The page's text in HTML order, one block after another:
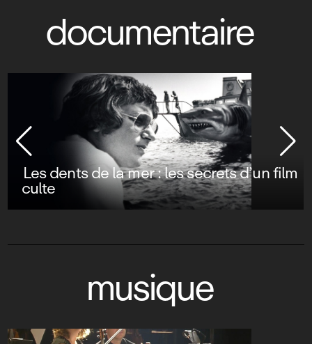
documentaire
Les dents de la mer : les secrets d’un film
culte
musique